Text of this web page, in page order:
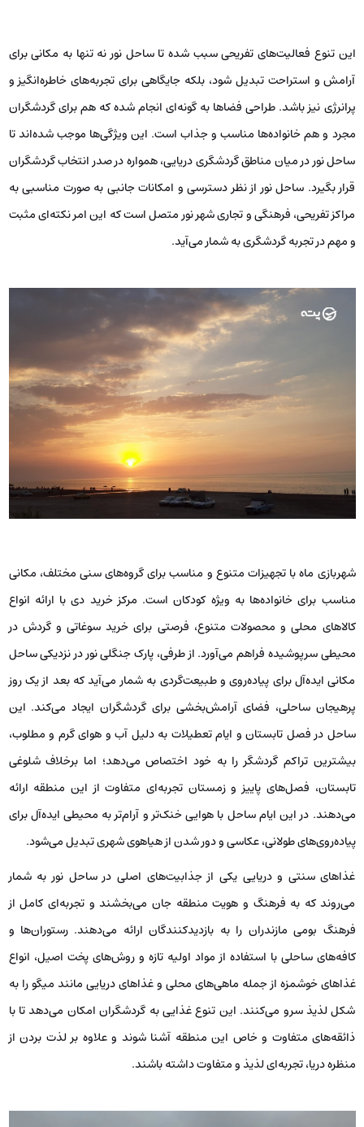
این تنوع فعالیت‌های تفریحی سبب شده تا ساحل نور نه تنها به مکانی برای
آرامش و استراحت تبدیل شود، بلکه جایگاهی برای تجربه‌های خاطره‌انگیز و
پرانرژی نیز باشد. طراحی فضاها به گونه‌ای انجام شده که هم برای گردشگران
مجرد و هم خانواده‌ها مناسب و جذاب است. این ویژگی‌ها موجب شده‌اند تا
ساحل نور در میان مناطق گردشگری دریایی، همواره در صدر انتخاب گردشگران
قرار بگیرد. ساحل نور از نظر دسترسی و امکانات جانبی به صورت مناسبی به
مراکز تفریحی، فرهنگی و تجاری شهر نور متصل است که این امر نکته‌ای مثبت
و مهم در تجربه گردشگری به شمار می‌آید.
شهربازی ماه با تجهیزات متنوع و مناسب برای گروه‌های سنی مختلف، مکانی
مناسب برای خانواده‌ها به ویژه کودکان است. مرکز خرید دی با ارائه انواع
کالاهای محلی و محصولات متنوع، فرصتی برای خرید سوغاتی و گردش در
محیطی سرپوشیده فراهم می‌آورد. از طرفی، پارک جنگلی نور در نزدیکی ساحل
مکانی ایده‌آل برای پیاده‌روی و طبیعت‌گردی به شمار می‌آید که بعد از یک روز
پرهیجان ساحلی، فضای آرامش‌بخشی برای گردشگران ایجاد می‌کند. این
ساحل در فصل تابستان و ایام تعطیلات به دلیل آب و هوای گرم و مطلوب،
بیشترین تراکم گردشگر را به خود اختصاص می‌دهد؛ اما برخلاف شلوغی
تابستان، فصل‌های پاییز و زمستان تجربه‌ای متفاوت از این منطقه ارائه
می‌دهند. در این ایام ساحل با هوایی خنک‌تر و آرام‌تر به محیطی ایده‌آل برای
پیاده‌روی‌های طولانی، عکاسی و دور شدن از هیاهوی شهری تبدیل می‌شود.
غذاهای سنتی و دریایی یکی از جذابیت‌های اصلی در ساحل نور به شمار
می‌روند که به فرهنگ و هویت منطقه جان می‌بخشند و تجربه‌ای کامل از
فرهنگ بومی مازندران را به بازدیدکنندگان ارائه می‌دهند. رستوران‌ها و
کافه‌های ساحلی با استفاده از مواد اولیه تازه و روش‌های پخت اصیل، انواع
غذاهای خوشمزه از جمله ماهی‌های محلی و غذاهای دریایی مانند میگو را به
شکل لذیذ سرو می‌کنند. این تنوع غذایی به گردشگران امکان می‌دهد تا با
ذائقه‌های متفاوت و خاص این منطقه آشنا شوند و علاوه بر لذت بردن از
منظره دریا، تجربه‌ای لذیذ و متفاوت داشته باشند.